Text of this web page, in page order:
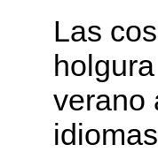
Las
verano